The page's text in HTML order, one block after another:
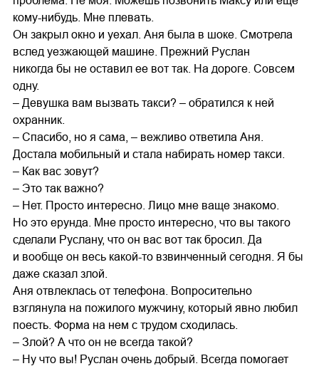
кому-нибудь. Мне плевать.
Он закрыл окно и уехал. Аня была в шоке. Смотрела
вслед уезжающей машине. Прежний Руслан
никогда бы не оставил ее вот так. На дороге. Совсем
одну.
– Девушка вам вызвать такси? – обратился к ней
охранник.
– Спасибо, но я сама, – вежливо ответила Аня.
Достала мобильный и стала набирать номер такси.
– Как вас зовут?
– Это так важно?
– Нет. Просто интересно. Лицо мне ваще знакомо.
Но это ерунда. Мне просто интересно, что вы такого
сделали Руслану, что он вас вот так бросил. Да
и вообще он весь какой-то взвинченный сегодня. Я бы
даже сказал злой.
Аня отвлеклась от телефона. Вопросительно
взглянула на пожилого мужчину, который явно любил
поесть. Форма на нем с трудом сходилась.
– Злой? А что он не всегда такой?
– Ну что вы! Руслан очень добрый. Всегда помогает